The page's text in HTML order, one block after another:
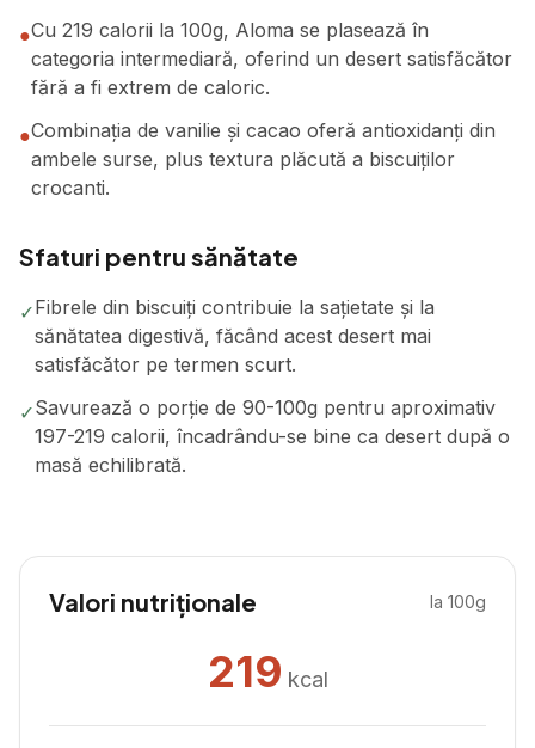
●Cu 219 calorii la 100g, Aloma se plasează în
categoria intermediară, oferind un desert satisfăcător
fără a fi extrem de caloric.
●Combinația de vanilie și cacao oferă antioxidanți din
ambele surse, plus textura plăcută a biscuiților
crocanti.
Sfaturi pentru sănătate
✓Fibrele din biscuiți contribuie la sațietate și la
sănătatea digestivă, făcând acest desert mai
satisfăcător pe termen scurt.
✓Savurează o porție de 90-100g pentru aproximativ
197-219 calorii, încadrându-se bine ca desert după o
masă echilibrată.
Valori nutriționale la 100g
219 kcal